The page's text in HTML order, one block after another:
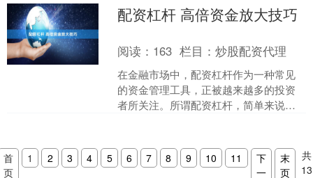
规、安全、可靠的平台，成....
配资杠杆 高倍资金放大技巧
阅读： 163 栏目：炒股配资代理
在金融市场中，配资杠杆作为一种常见
的资金管理工具，正被越来越多的投资
者所关注。所谓配资杠杆，简单来说就
首
页
1 2 3 4 5 6 7 8 9 10 11
下
一
末
页
共
13